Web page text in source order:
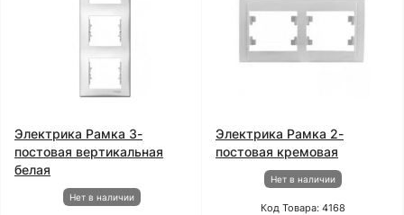
Электрика Рамка 3-
постовая вертикальная
белая
Нет в наличии
Электрика Рамка 2-
постовая кремовая
Нет в наличии
Код Товара: 4168